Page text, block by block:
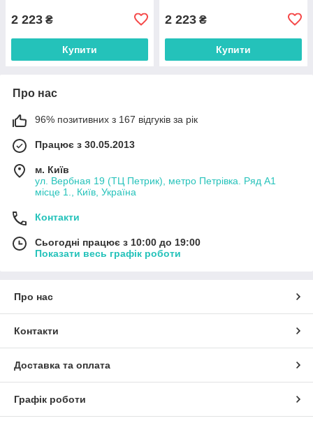
2 223 ₴
Купити
2 223 ₴
Купити
Про нас
96% позитивних з 167 відгуків за рік
Працює з 30.05.2013
м. Київ
ул. Вербная 19 (ТЦ Петрик), метро Петрівка. Ряд А1
місце 1., Київ, Україна
Контакти
Сьогодні працює з 10:00 до 19:00
Показати весь графік роботи
Про нас
Контакти
Доставка та оплата
Графік роботи